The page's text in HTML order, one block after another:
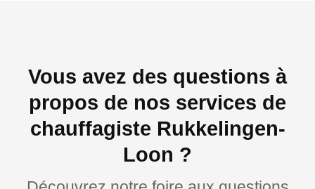
Vous avez des questions à
propos de nos services de
chauffagiste Rukkelingen-
Loon ?